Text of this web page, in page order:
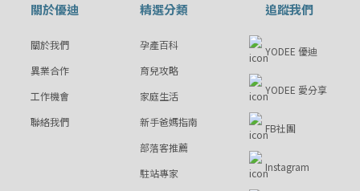
關於優迪
關於我們
異業合作
工作機會
聯絡我們
精選分類
孕產百科
育兒攻略
家庭生活
新手爸媽指南
部落客推薦
駐站專家
追蹤我們
YODEE 優迪
YODEE 愛分享
FB社團
Instagram